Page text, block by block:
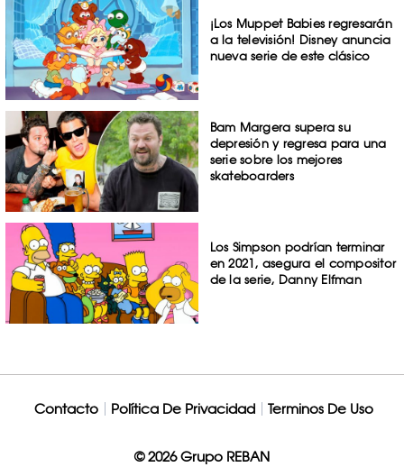
¡Los Muppet Babies regresarán
a la televisión! Disney anuncia
nueva serie de este clásico
Bam Margera supera su
depresión y regresa para una
serie sobre los mejores
skateboarders
Los Simpson podrían terminar
en 2021, asegura el compositor
de la serie, Danny Elfman
Contacto Política De Privacidad Terminos De Uso
© 2026 Grupo REBAN